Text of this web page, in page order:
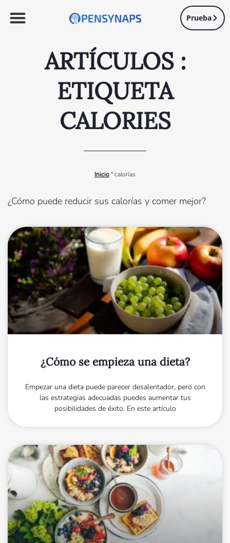
Prueba
ARTÍCULOS :
ETIQUETA
CALORIES
Inicio "calorías
¿Cómo puede reducir sus calorías y comer mejor?
¿Cómo se empieza una dieta?
Empezar una dieta puede parecer desalentador, pero con
las estrategias adecuadas puedes aumentar tus
posibilidades de éxito. En este artículo